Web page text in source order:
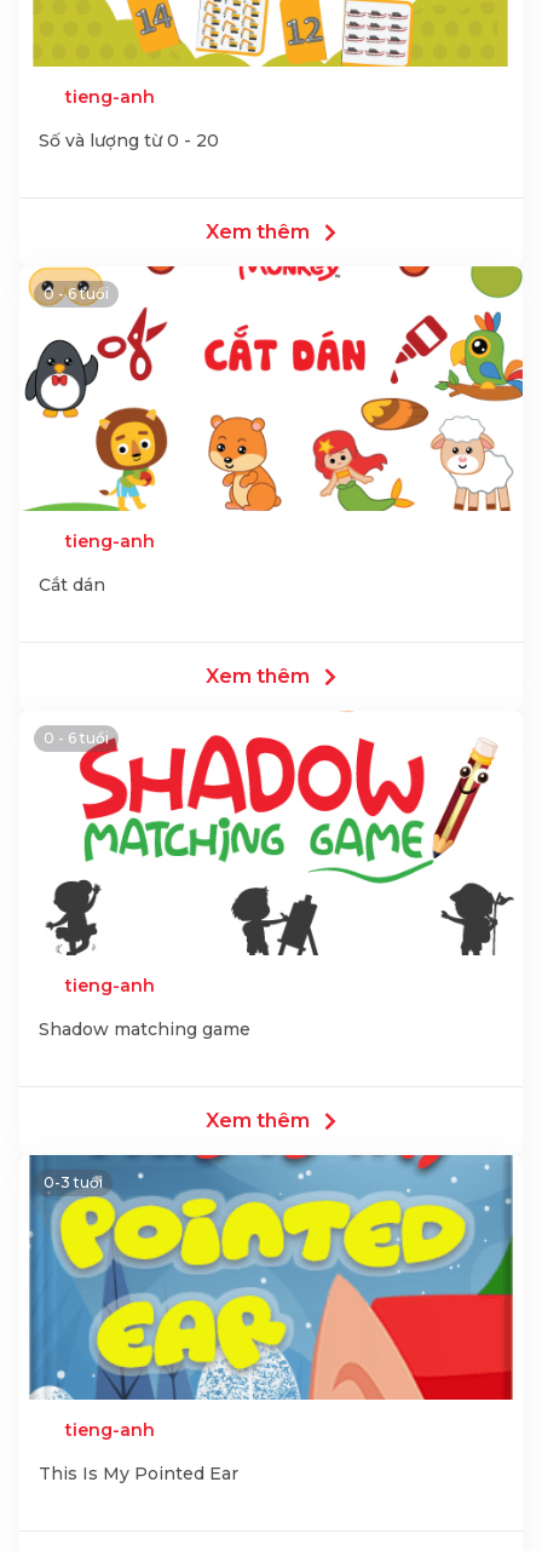
tieng-anh
Số và lượng từ 0 - 20
Xem thêm
0 - 6 tuổi
tieng-anh
Cắt dán
Xem thêm
0 - 6 tuổi
tieng-anh
Shadow matching game
Xem thêm
0-3 tuổi
tieng-anh
This Is My Pointed Ear